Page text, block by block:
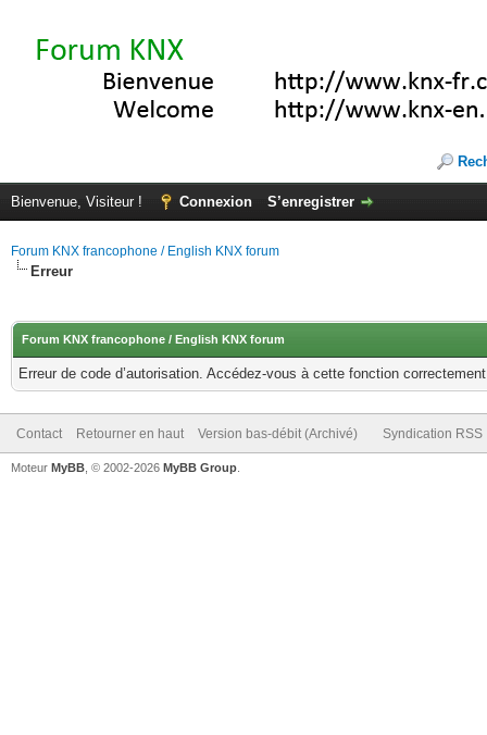
Bienvenue, Visiteur ! Connexion S’enregistrer
Forum KNX francophone / English KNX forum
Erreur
Forum KNX francophone / English KNX forum
Erreur de code d’autorisation. Accédez-vous à cette fonction
Contact Retourner en haut Version bas-débit (Archivé) Syndication RSS
Moteur MyBB , © 2002-2026 MyBB Group